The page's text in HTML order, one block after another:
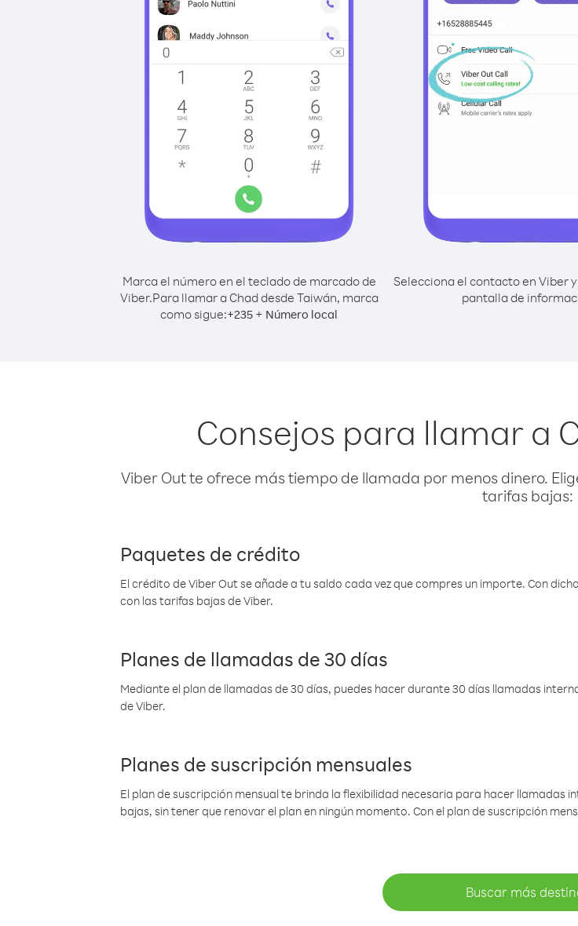
Marca el número en el teclado de marcado de
Viber.Para llamar a Chad desde Taiwán, marca
como sigue:+235 + Número local
Selecciona el contacto en Viber
pantalla de
Consejos para llamar a
Viber Out te ofrece más tiempo de llamada por menos dinero.
tarifas bajas:
Paquetes de crédito
El crédito de Viber Out se añade a tu saldo cada vez que compres un importe. Con
con las tarifas bajas de Viber.
Planes de llamadas de 30 días
Mediante el plan de llamadas de 30 días, puedes hacer durante 30 días llamadas
de Viber.
Planes de suscripción mensuales
El plan de suscripción mensual te brinda la flexibilidad necesaria para hacer llamadas
bajas, sin tener que renovar el plan en ningún momento. Con el plan de suscripción
Buscar más